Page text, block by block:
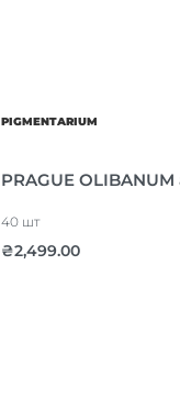
PIGMENTARIUM
PRAGUE
40 шт
₴2,499.00